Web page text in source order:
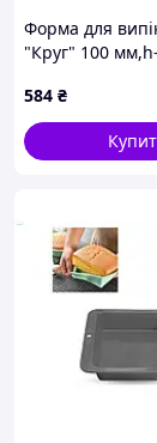
Форма для
"Круг" 100
584 ₴